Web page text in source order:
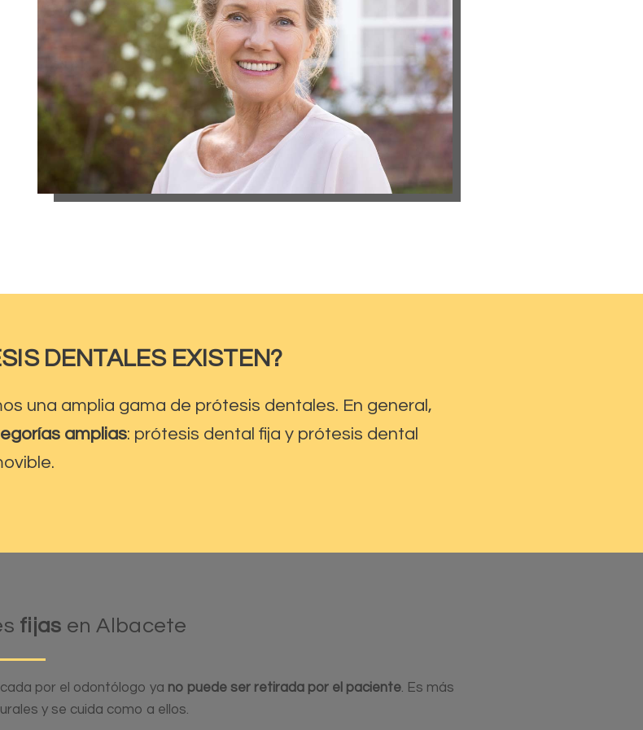
DENTALES EXISTEN?
una amplia gama de prótesis dentales. En general,
amplias: prótesis dental fija y prótesis dental
fijas en Albacete
por el odontólogo ya no puede ser retirada por el paciente. Es más
y se cuida como a ellos.